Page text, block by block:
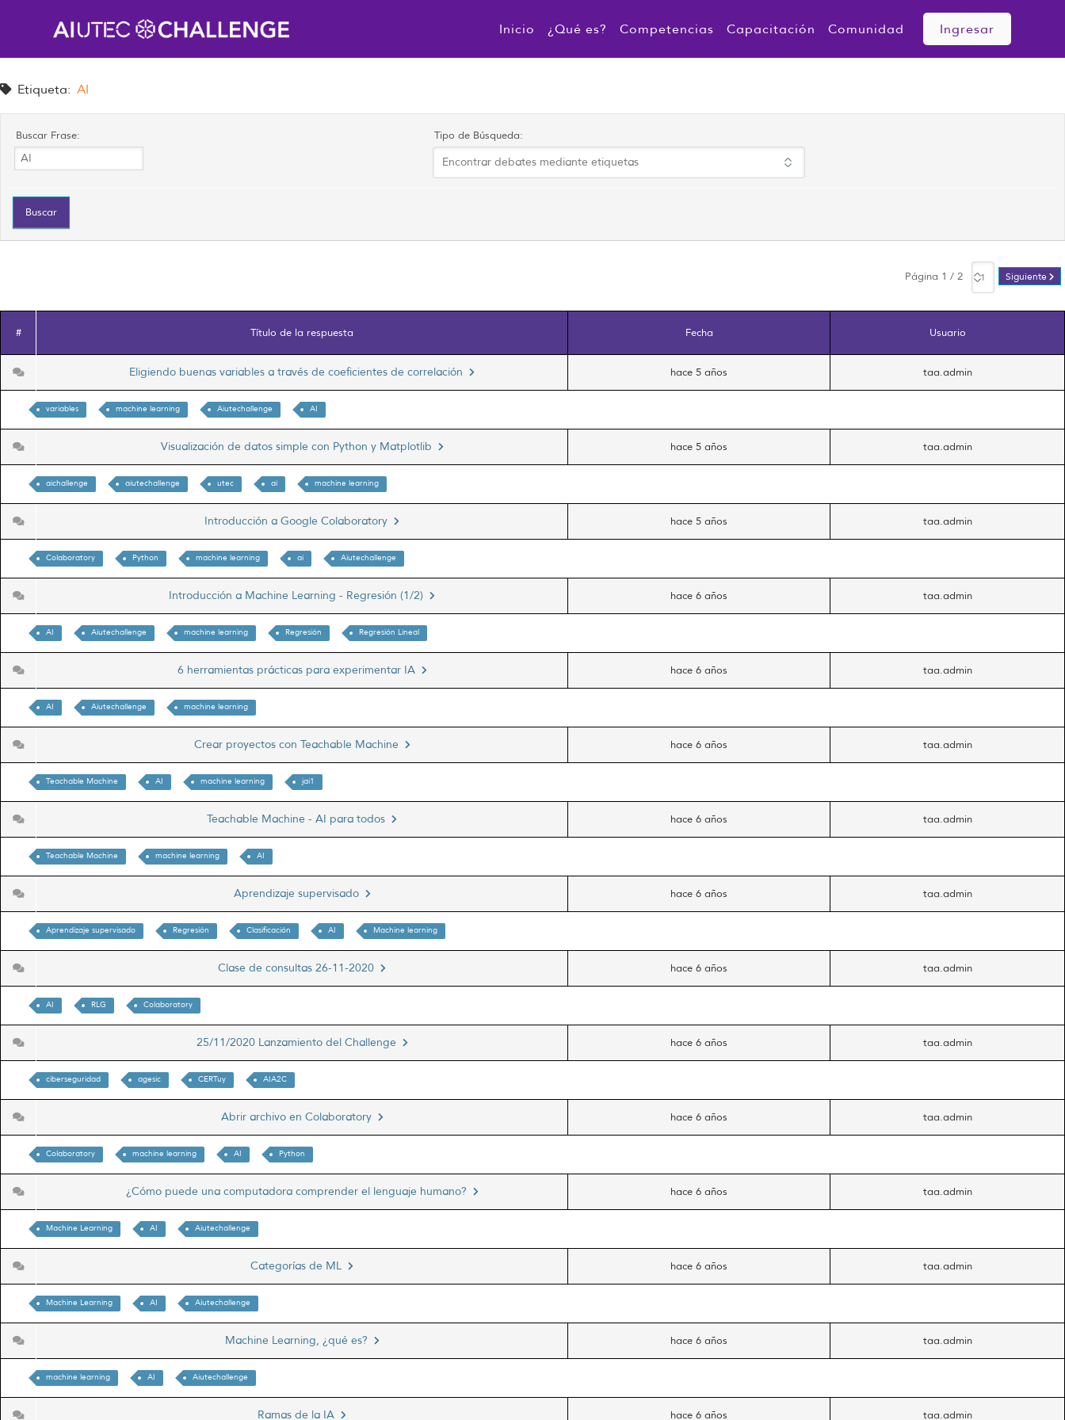
Inicio ¿Qué es? Competencias Capacitación Comunidad Ingresar
Etiqueta: AI
Buscar Frase: Tipo de Búsqueda:
Página 1 / 2 Siguiente
# Título de la respuesta Fecha Usuario
Eligiendo buenas variables a través de coeficientes de correlación hace 5 años taa.admin
variables machine learning Aiutechallenge AI
Visualización de datos simple con Python y Matplotlib hace 5 años taa.admin
aichallenge aiutechallenge utec ai machine learning
Introducción a Google Colaboratory hace 5 años taa.admin
Colaboratory Python machine learning ai Aiutechallenge
Introducción a Machine Learning - Regresión (1/2) hace 6 años taa.admin
AI Aiutechallenge machine learning Regresión Regresión Lineal
6 herramientas prácticas para experimentar IA hace 6 años taa.admin
AI Aiutechallenge machine learning
Crear proyectos con Teachable Machine hace 6 años taa.admin
Teachable Machine AI machine learning jai1
Teachable Machine - AI para todos hace 6 años taa.admin
Teachable Machine machine learning AI
Aprendizaje supervisado hace 6 años taa.admin
Aprendizaje supervisado Regresión Clasificación AI Machine learning
Clase de consultas 26-11-2020 hace 6 años taa.admin
AI RLG Colaboratory
25/11/2020 Lanzamiento del Challenge hace 6 años taa.admin
ciberseguridad agesic CERTuy AIA2C
Abrir archivo en Colaboratory hace 6 años taa.admin
Colaboratory machine learning AI Python
¿Cómo puede una computadora comprender el lenguaje humano? hace 6 años taa.admin
Machine Learning AI Aiutechallenge
Categorías de ML hace 6 años taa.admin
Machine Learning AI Aiutechallenge
Machine Learning, ¿qué es? hace 6 años taa.admin
machine learning AI Aiutechallenge
Ramas de la IA hace 6 años taa.admin